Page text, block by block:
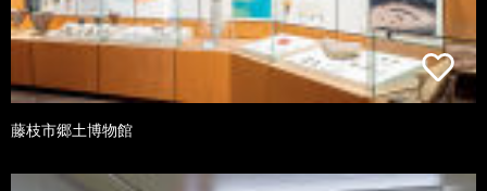
藤枝市郷土博物館